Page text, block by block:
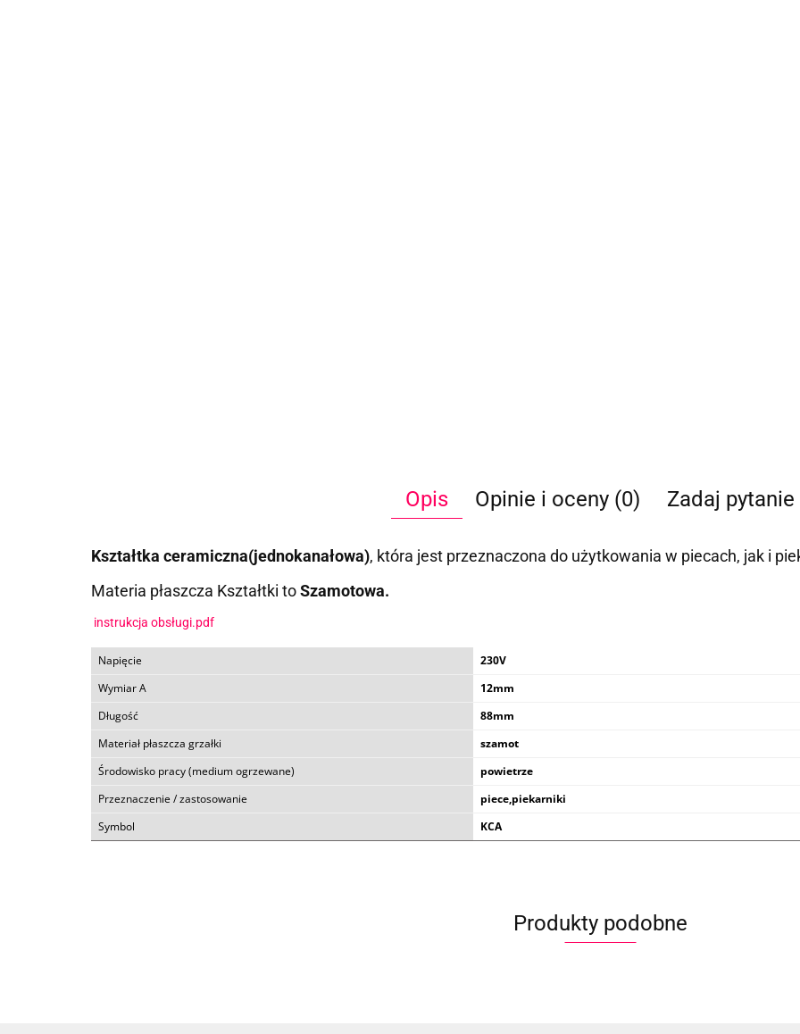
Opis Opinie i oceny (0) Zadaj pytanie
Kształtka ceramiczna(jednokanałowa), która jest przeznaczona do użytkowania w piecach, jak i
Materia płaszcza Kształtki toSzamotowa.
instrukcja obsługi.pdf
Napięcie
230V
Wymiar A
12mm
Długość
88mm
Materiał płaszcza grzałki
szamot
Środowisko pracy (medium ogrzewane)
powietrze
Przeznaczenie / zastosowanie
piece,piekarniki
Symbol
KCA
Produkty podobne